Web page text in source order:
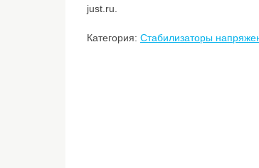
just.ru.
Категория: Стабилизаторы